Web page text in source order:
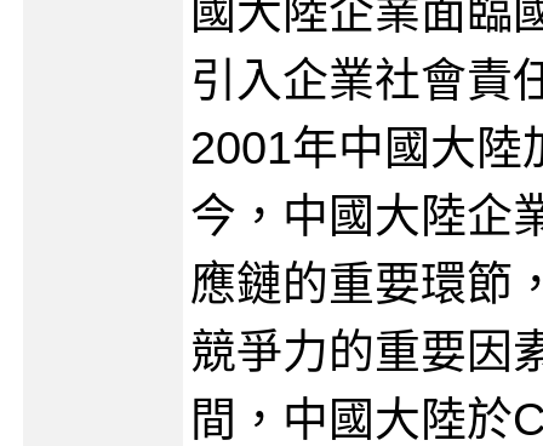
國大陸企業面臨
引入企業社會責
2001年中國大陸
今，中國大陸企
應鏈的重要環節
競爭力的重要因
間，中國大陸於